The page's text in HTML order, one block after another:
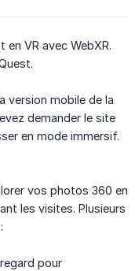
VR avec WebXR.
version mobile de la
demander le site
en mode immersif.
vos photos 360 en
les visites. Plusieurs
pour